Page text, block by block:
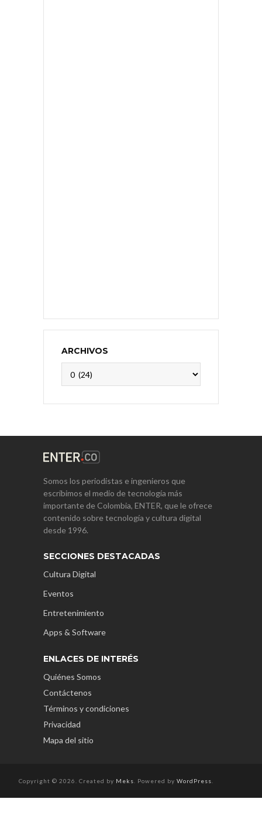
ARCHIVOS
Somos los periodistas e ingenieros que
escribimos el medio de tecnología más
importante de Colombia, ENTER, que le ofrece
contenido sobre tecnología y cultura digital
desde 1996.
SECCIONES DESTACADAS
Cultura Digital
Eventos
Entretenimiento
Apps & Software
ENLACES DE INTERÉS
Quiénes Somos
Contáctenos
Términos y condiciones
Privacidad
Mapa del sitio
Copyright © 2026. Created by Meks . Powered by WordPress